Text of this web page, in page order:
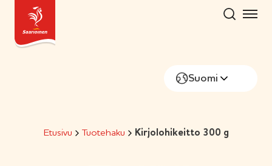
Hyppää
sisältöön
Suomi
Etusivu Tuotehaku Kirjolohikeitto 300 g